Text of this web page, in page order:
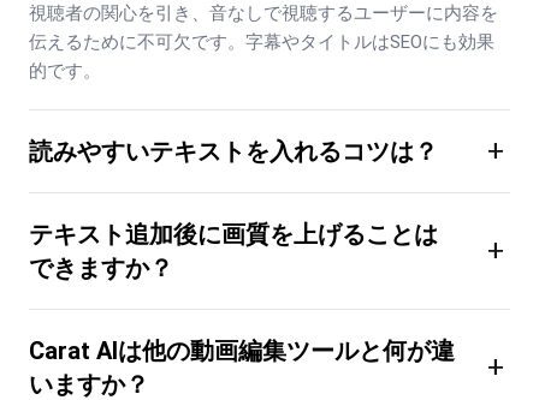
視聴者の関心を引き、音なしで視聴するユーザーに内容を
伝えるために不可欠です。字幕やタイトルはSEOにも効果
的です。
読みやすいテキストを入れるコツは？ +
テキスト追加後に画質を上げることは
できますか？
+
Carat AIは他の動画編集ツールと何が違
いますか？
+